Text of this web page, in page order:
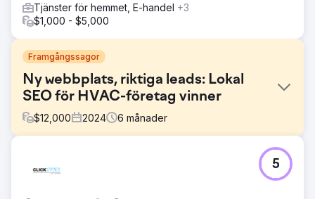
Tjänster för hemmet, E-handel +3
$1,000 - $5,000
Framgångssagor
Ny webbplats, riktiga leads: Lokal
SEO för HVAC-företag vinner
$12,000 2024 6 månader
Kunden hade en gör-det-själv-webbplats som inte
genererade några samtal eller leads. Deras Google-
5